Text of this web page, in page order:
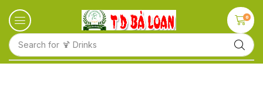
Search for 🍋 Fruits
0